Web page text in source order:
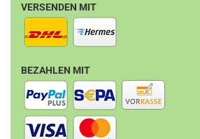
VERSENDEN MIT
BEZAHLEN MIT